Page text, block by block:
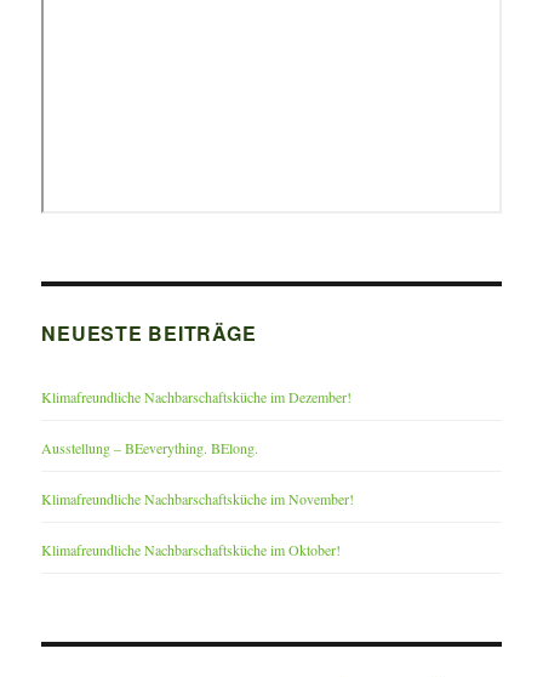
NEUESTE BEITRÄGE
Klimafreundliche Nachbarschaftsküche im Dezember!
Ausstellung – BEeverything. BElong.
Klimafreundliche Nachbarschaftsküche im November!
Klimafreundliche Nachbarschaftsküche im Oktober!